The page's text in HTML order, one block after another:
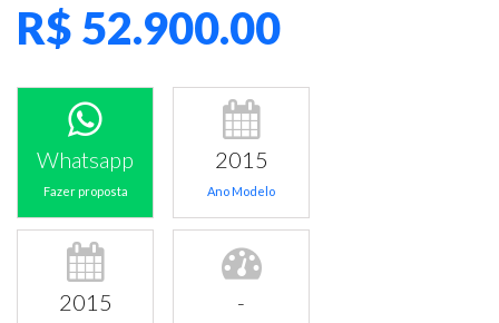
R$ 52.900.00
Whatsapp
Fazer proposta
2015
Ano Modelo
2015 -